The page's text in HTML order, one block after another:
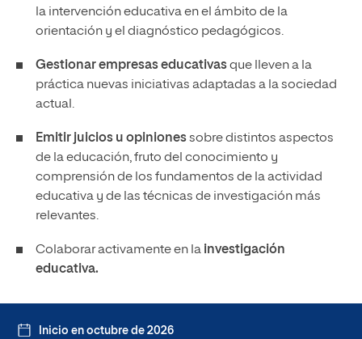
la intervención educativa en el ámbito de la
orientación y el diagnóstico pedagógicos.
Gestionar empresas educativasque lleven a la
práctica nuevas iniciativas adaptadas a la sociedad
actual.
Emitir juicios u opinionessobre distintos aspectos
de la educación, fruto del conocimiento y
comprensión de los fundamentos de la actividad
educativa y de las técnicas de investigación más
relevantes.
Colaborar activamente en la investigación
educativa.
Inicio en octubre de 2026